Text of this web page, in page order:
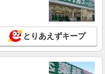
費別途支給（規定あり） ゜
゜・。○。・゜+゜ 入社祝い金10
゜+゜・。○。・゜+゜
東区のsoftbankショップ
詳細を見る
とりあえずキープ